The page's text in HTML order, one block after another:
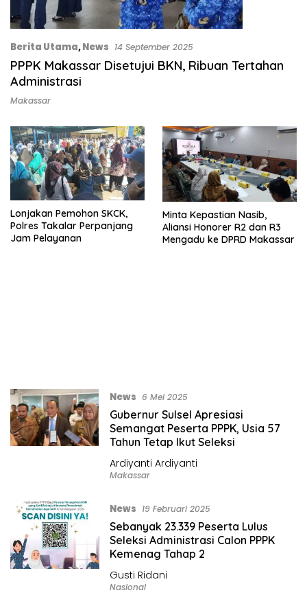
Berita Utama,News 14 September 2025
PPPK Makassar Disetujui BKN, Ribuan Tertahan
Administrasi
Makassar
Lonjakan Pemohon SKCK,
Polres Takalar Perpanjang
Jam Pelayanan
Minta Kepastian Nasib,
Aliansi Honorer R2 dan R3
Mengadu ke DPRD Makassar
News 6 Mei 2025
Gubernur Sulsel Apresiasi
Semangat Peserta PPPK, Usia 57
Tahun Tetap Ikut Seleksi
Ardiyanti Ardiyanti
Makassar
News 19 Februari 2025
Sebanyak 23.339 Peserta Lulus
Seleksi Administrasi Calon PPPK
Kemenag Tahap 2
Gusti Ridani
Nasional